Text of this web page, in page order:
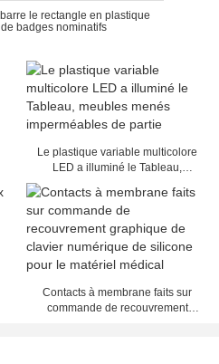
le rectangle en plastique
badges nominatifs
Le plastique variable multicolore
LED a illuminé le Tableau,
meubles menés imperméables de
partie
Contacts à membrane faits sur
commande de recouvrement